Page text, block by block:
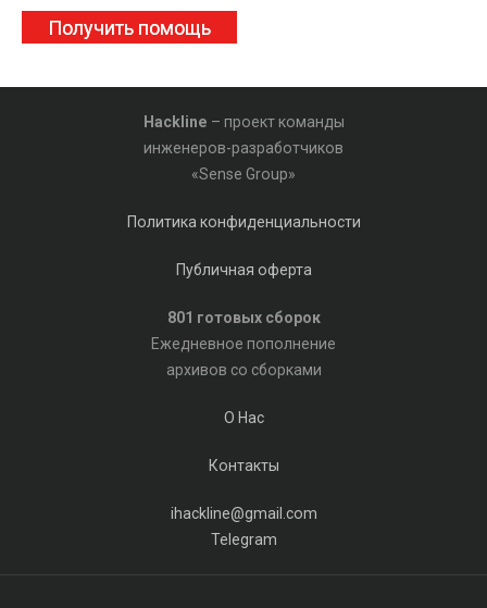
Получить помощь
Hackline – проект команды
инженеров-разработчиков
«Sense Group»
Политика конфиденциальности
Публичная оферта
801 готовых сборок
Ежедневное пополнение
архивов со сборками
О Нас
Контакты
ihackline@gmail.com
Telegram